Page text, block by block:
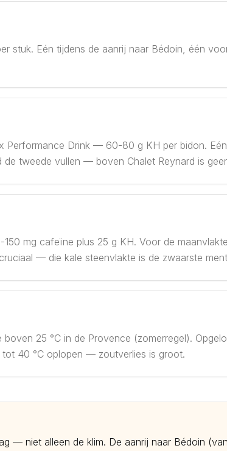
stuk. Eén tijdens de aanrij naar Bédoin, één
Performance Drink — 60-80 g KH per bidon.
de tweede vullen — boven Chalet Reynard is
mg cafeïne plus 25 g KH. Voor de
— die kale steenvlakte is de zwaarste
25 °C in de Provence (zomerregel).
tot 40 °C oplopen — zoutverlies is groot.
— niet alleen de klim. De aanrij naar Bédoin